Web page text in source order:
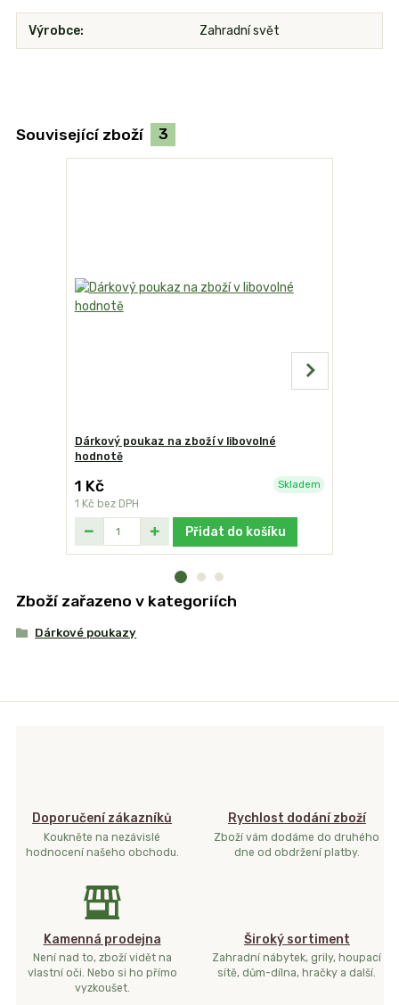
Výrobce Zahradní svět
Související zboží 3
Dárkový poukaz na zboží v libovolné
hodnotě
1 Kč
1 Kč bez DPH
Skladem
Přidat do košíku
Zboží zařazeno v kategoriích
Dárkové poukazy
Doporučení zákazníků
Koukněte na nezávislé
hodnocení našeho obchodu.
Rychlost dodání zboží
Zboží vám dodáme do druhého
dne od obdržení platby.
Kamenná prodejna
Není nad to, zboží vidět na
vlastní oči. Nebo si ho přímo
vyzkoušet.
Široký sortiment
Zahradní nábytek, grily, houpací
sítě, dům-dílna, hračky a další.